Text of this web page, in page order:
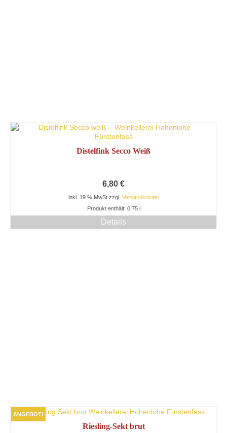
Distelfink Secco Weiß
6,80 €
inkl. 19 % MwSt. zzgl. Versandkosten
Produkt enthält: 0,75 l
Details
ANGEBOT!
Riesling-Sekt brut